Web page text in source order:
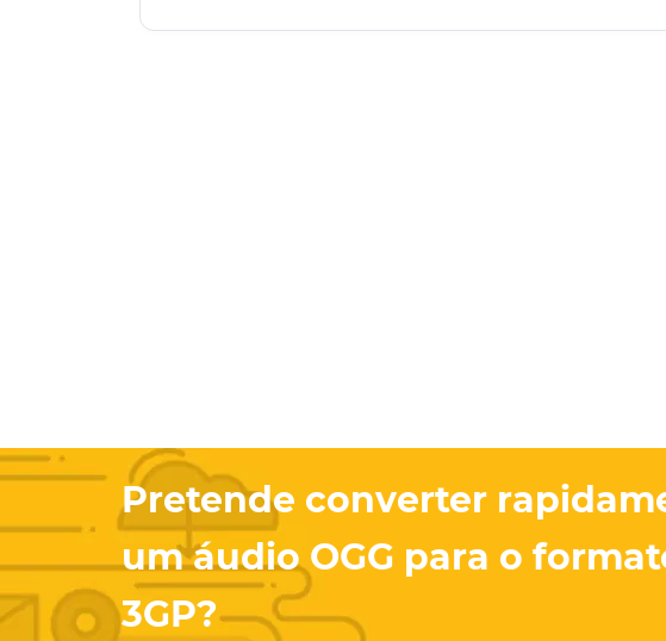
Pretende converter
um áudio OGG para o
3GP?